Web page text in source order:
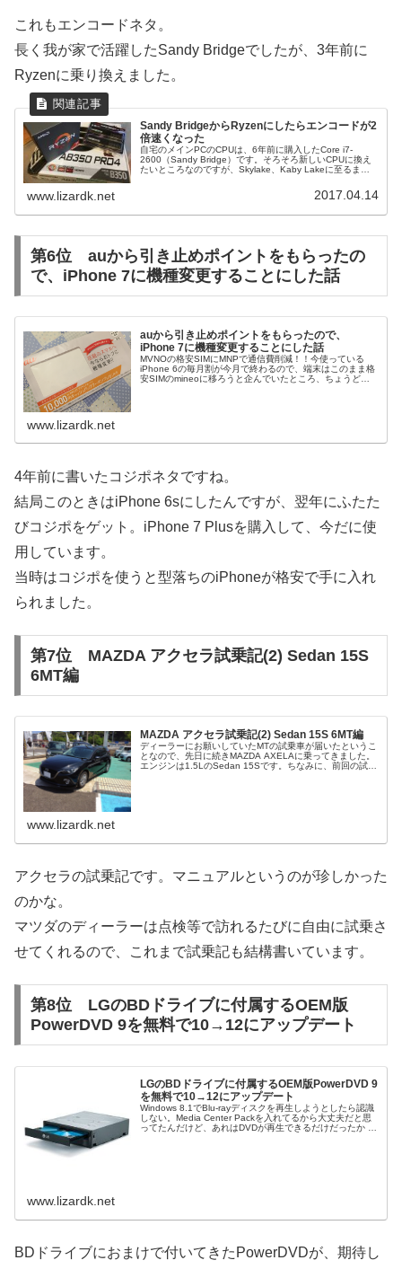
これもエンコードネタ。
長く我が家で活躍したSandy Bridgeでしたが、3年前に
Ryzenに乗り換えました。
Sandy BridgeからRyzenにしたらエンコードが2
倍速くなった
自宅のメインPCのCPUは、6年前に購入したCore i7-
2600（Sandy Bridge）です。そろそろ新しいCPUに換え
たいところなのですが、Skylake、Kaby Lakeに至るまで
www.lizardk.net 2017.04.14
第6位 auから引き止めポイントをもらったの
で、iPhone 7に機種変更することにした話
auから引き止めポイントをもらったので、
iPhone 7に機種変更することにした話
MVNOの格安SIMにMNPで通信費削減！！今使っている
iPhone 6の毎月割が今月で終わるので、端末はこのまま格
安SIMのmineoに移ろうと企んでいたところ、ちょうど
www.lizardk.net
4年前に書いたコジポネタですね。
結局このときはiPhone 6sにしたんですが、翌年にふたた
びコジポをゲット。iPhone 7 Plusを購入して、今だに使
用しています。
当時はコジポを使うと型落ちのiPhoneが格安で手に入れ
られました。
第7位 MAZDA アクセラ試乗記(2) Sedan 15S
6MT編
MAZDA アクセラ試乗記(2) Sedan 15S 6MT編
ディーラーにお願いしていたMTの試乗車が届いたというこ
となので、先日に続きMAZDA AXELAに乗ってきました。
エンジンは1.5LのSedan 15Sです。ちなみに、前回の試乗
www.lizardk.net
アクセラの試乗記です。マニュアルというのが珍しかった
のかな。
マツダのディーラーは点検等で訪れるたびに自由に試乗さ
せてくれるので、これまで試乗記も結構書いています。
第8位 LGのBDドライブに付属するOEM版
PowerDVD 9を無料で10→12にアップデート
LGのBDドライブに付属するOEM版PowerDVD 9
を無料で10→12にアップデート
Windows 8.1でBlu-rayディスクを再生しようとしたら認識
しない。Media Center Packを入れてるから大丈夫だと思
ってたんだけど、あれはDVDが再生できるだけだったか (-
www.lizardk.net
BDドライブにおまけで付いてきたPowerDVDが、期待し